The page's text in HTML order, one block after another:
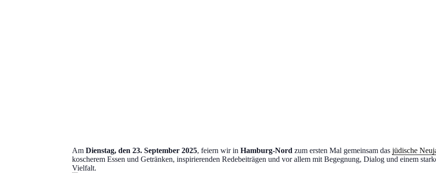
Am Dienstag, den 23. September 2025, feiern wir in Hamburg-Nord zum ersten Mal gemeinsam das jüdische
koscherem Essen und Getränken, inspirierenden Redebeiträgen und vor allem mit Begegnung, Dialog und einem
Vielfalt.